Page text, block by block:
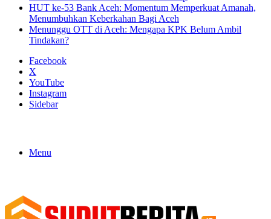
HUT ke-53 Bank Aceh: Momentum Memperkuat Amanah,
Menumbuhkan Keberkahan Bagi Aceh
Menunggu OTT di Aceh: Mengapa KPK Belum Ambil
Tindakan?
Facebook
X
YouTube
Instagram
Sidebar
Menu